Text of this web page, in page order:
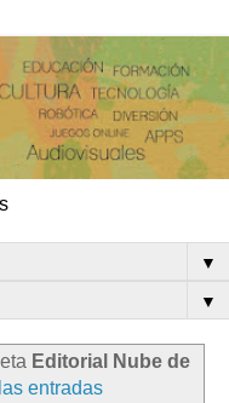
▼
▼
Editorial Nube de
entradas